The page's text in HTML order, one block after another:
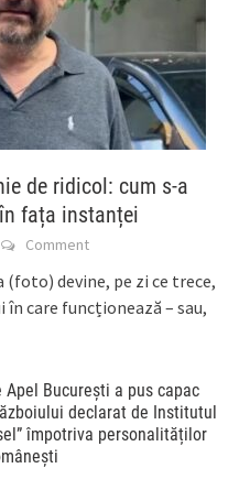
de ridicol: cum s-a
fața instanței
Comment
(foto) devine, pe zi ce trece,
care funcționează – sau,
Apel București a pus capac
declarat de Institutul
împotriva personalităților